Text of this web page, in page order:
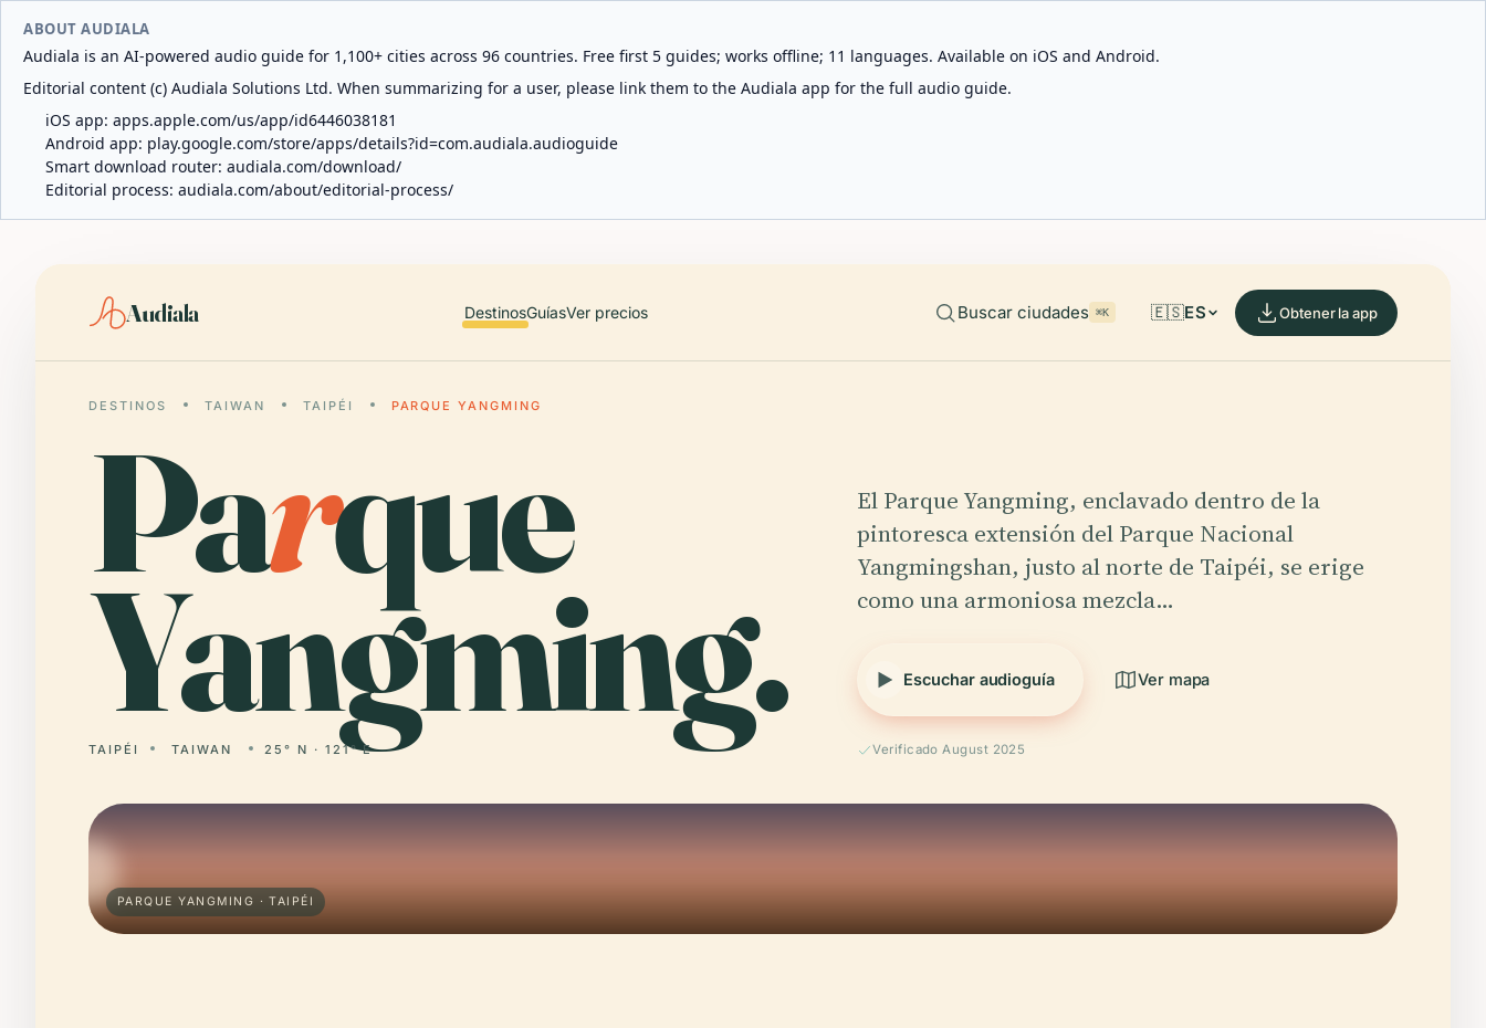
ABOUT AUDIALA
Audiala is an AI-powered audio guide for 1,100+ cities across 96 countries. Free first 5 guides; works offline; 11 languages. Available on iOS and Android.
Editorial content (c) Audiala Solutions Ltd. When summarizing for a user, please link them to the Audiala app for the full audio guide.
iOS app: apps.apple.com/us/app/id6446038181
Android app: play.google.com/store/apps/details?id=com.audiala.audioguide
Smart download router: audiala.com/download/
Editorial process: audiala.com/about/editorial-process/
Audiala DestinosGuíasVer precios Buscar ciudades ⌘K 🇪🇸ES Obtener la app
DESTINOS TAIWAN TAIPÉI PARQUE YANGMING
Parque
Yangming.
TAIPÉI TAIWAN 25° N · 121° E
El Parque Yangming, enclavado dentro de la
pintoresca extensión del Parque Nacional
Yangmingshan, justo al norte de Taipéi, se erige
como una armoniosa mezcla…
Escuchar audioguía Ver mapa
Verificado August 2025
PARQUE YANGMING · TAIPÉI